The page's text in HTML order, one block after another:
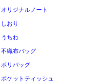
オリジナルノート
しおり
うちわ
不織布バッグ
ポリバッグ
ポケットティッシュ